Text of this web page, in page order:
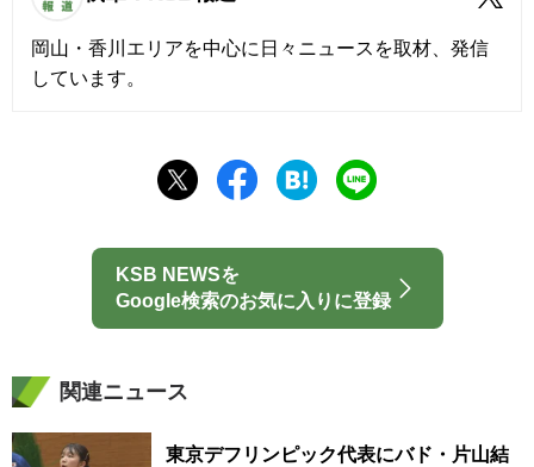
岡山・香川エリアを中心に日々ニュースを取材、発信
しています。
KSB NEWSを
Google検索のお気に入りに登録
関連ニュース
東京デフリンピック代表にバド・片山結